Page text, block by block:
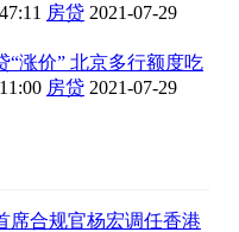
房贷 2021-07-29
“涨价” 北京多行额度吃
房贷 2021-07-29
席合规官杨宏调任香港